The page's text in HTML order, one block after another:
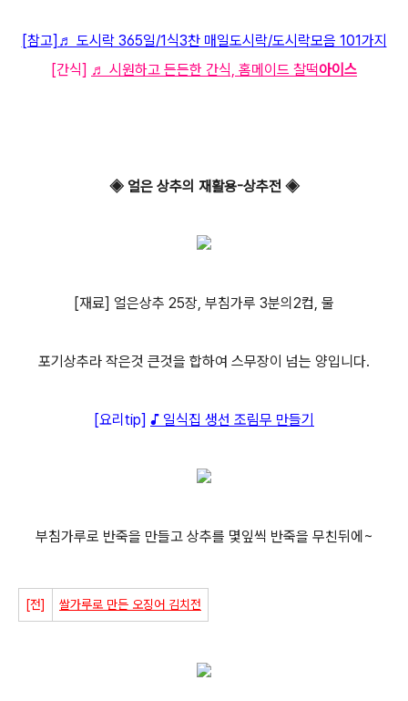
[참고]♬ 도시락 365일/1식3찬 매일도시락/도시락모음 101가지
[간식] ♬ 시원하고 든든한 간식, 홈메이드 찰떡아이스
◈ 얼은 상추의 재활용-상추전 ◈
[재료] 얼은상추 25장, 부침가루 3분의2컵, 물
포기상추라 작은것 큰것을 합하여 스무장이 넘는 양입니다.
[요리tip] ♪ 일식집 생선 조림무 만들기
부침가루로 반죽을 만들고 상추를 몇잎씩 반죽을 무친뒤에~
[전] 쌀가루로 만든 오징어 김치전